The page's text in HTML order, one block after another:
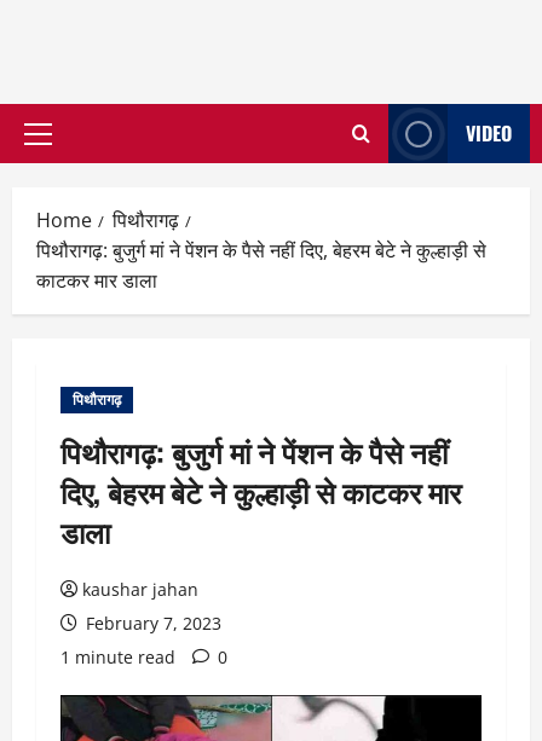
Primary
VIDEO
Home
पिथौरागढ़
पिथौरागढ़: बुजुर्ग मां ने पेंशन के पैसे नहीं दिए, बेहरम बेटे ने कुल्हाड़ी से
काटकर मार डाला
पिथौरागढ़
पिथौरागढ़: बुजुर्ग मां ने पेंशन के पैसे नहीं
दिए, बेहरम बेटे ने कुल्हाड़ी से काटकर मार
डाला
kaushar jahan
February 7, 2023
1 minute read
0